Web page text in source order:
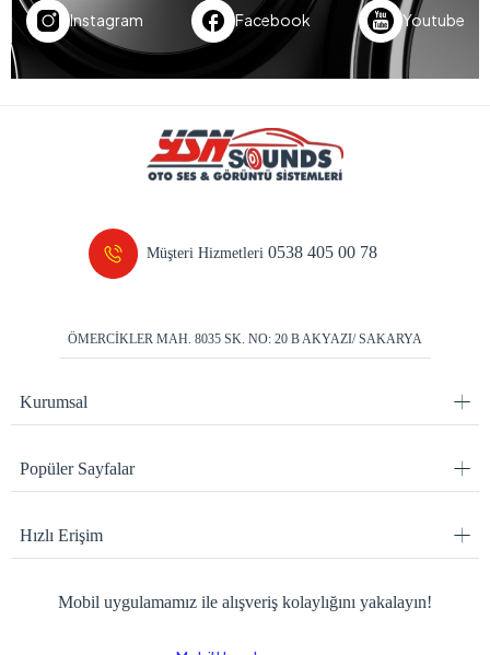
Instagram Facebook Youtube
Müşteri Hizmetleri0538 405 00 78
ÖMERCİKLER MAH. 8035 SK. NO: 20 B AKYAZI/ SAKARYA
Kurumsal
Popüler Sayfalar
Hızlı Erişim
Mobil uygulamamız ile alışveriş kolaylığını yakalayın!